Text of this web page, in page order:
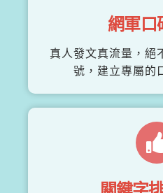
網軍口
真人發文真流量，絕
號，建立專屬的